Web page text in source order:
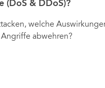
(DoS & DDoS)?
welche
abwehren?